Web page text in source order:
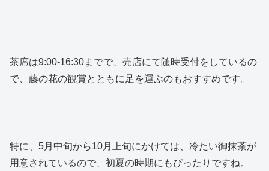
茶席は9:00-16:30までで、売店にて随時受付をしているの
で、藤の花の観賞とともに足を運ぶのもおすすめです。
特に、5月中旬から10月上旬にかけては、冷たい御抹茶が
用意されているので、初夏の時期にもぴったりですね。